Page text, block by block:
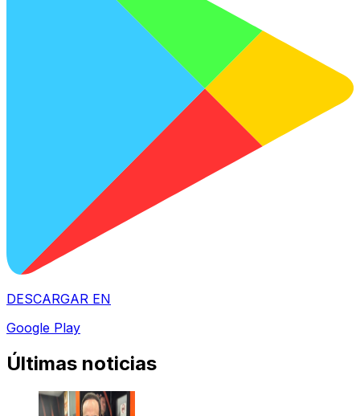
DESCARGAR EN
Google Play
Últimas noticias